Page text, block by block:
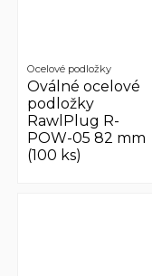
Ocelové podložky
Oválné ocelové
podložky
RawlPlug R-
POW-05 82 mm
(100 ks)